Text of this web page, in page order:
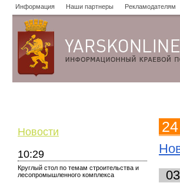
Информация Наши партнеры Рекламодателям
Новости
10:29
Круглый стол по темам строительства и
лесопромышленного комплекса